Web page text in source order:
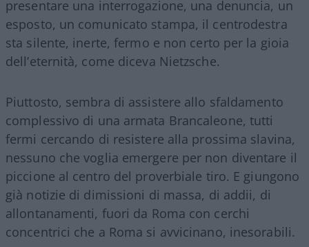
presentare una interrogazione, una denuncia, un
esposto, un comunicato stampa, il centrodestra
sta silente, inerte, fermo e non certo per la gioia
dell’eternità, come diceva Nietzsche.
Piuttosto, sembra di assistere allo sfaldamento
complessivo di una armata Brancaleone, tutti
fermi cercando di resistere alla prossima slavina,
nessuno che voglia emergere per non diventare il
piccione al centro del proverbiale tiro. E giungono
già notizie di dimissioni di massa, di addii, di
allontanamenti, fuori da Roma con cerchi
concentrici che a Roma si avvicinano, inesorabili.